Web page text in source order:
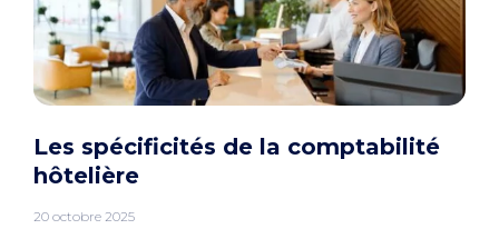
Les spécificités de la comptabilité
hôtelière
20 octobre 2025